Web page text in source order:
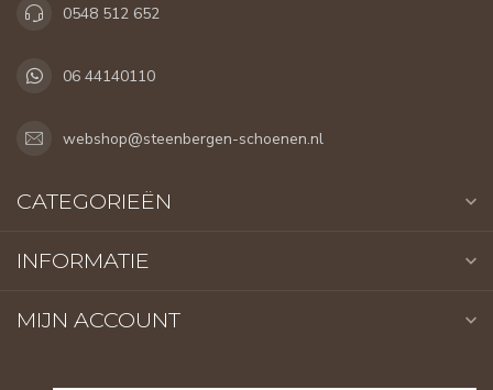
0548 512 652
06 44140110
webshop@steenbergen-schoenen.nl
CATEGORIEËN
INFORMATIE
MIJN ACCOUNT